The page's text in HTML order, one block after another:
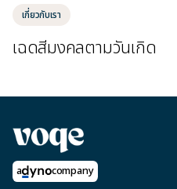
เกี่ยวกับเรา
เฉดสีมงคลตามวันเกิด
a company